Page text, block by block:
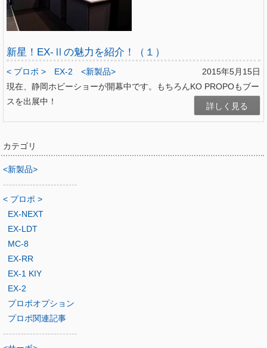
新星！EX-Ⅱの魅力を紹介！（１）
2015年5月15日
< プロポ > EX-2
<新製品>
現在、静岡ホビーショーが開幕中です。もちろんKO PROPOもブー
スを出展中！
詳しく見る
カテゴリ
<新製品>
-------------------------
< プロポ >
EX-NEXT
EX-LDT
MC-8
EX-RR
EX-1 KIY
EX-2
プロポオプション
プロポ関連記事
-------------------------